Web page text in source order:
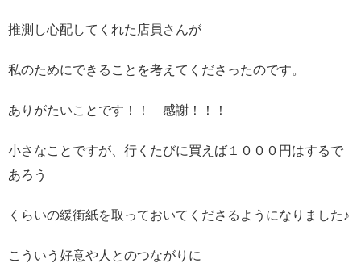
推測し心配してくれた店員さんが
私のためにできることを考えてくださったのです。
ありがたいことです！！ 感謝！！！
小さなことですが、行くたびに買えば１０００円はするで
あろう
くらいの緩衝紙を取っておいてくださるようになりました♪
こういう好意や人とのつながりに